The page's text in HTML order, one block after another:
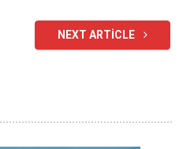
NEXT ARTICLE